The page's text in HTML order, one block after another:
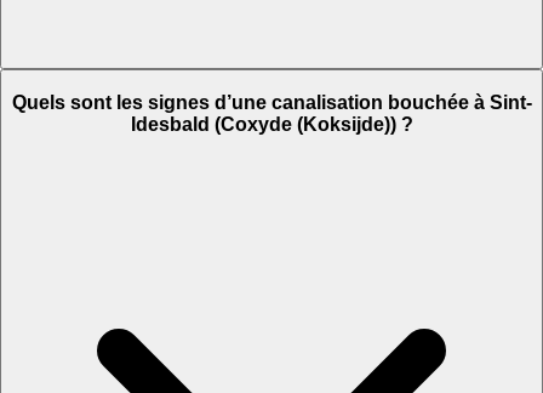
Quels sont les signes d’une canalisation bouchée à Sint-
Idesbald (Coxyde (Koksijde)) ?